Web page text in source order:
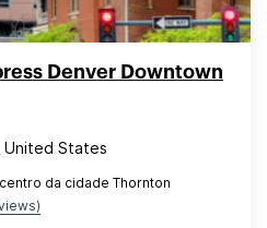
Denver Downtown
United States
da cidade Thornton